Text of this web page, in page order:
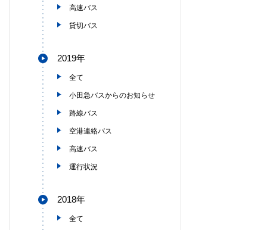
高速バス
貸切バス
2019年
全て
小田急バスからのお知らせ
路線バス
空港連絡バス
高速バス
運行状況
2018年
全て